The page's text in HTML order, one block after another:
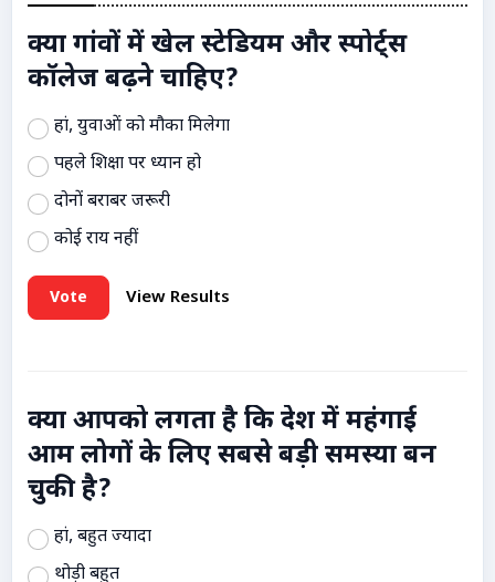
क्या गांवों में खेल स्टेडियम और स्पोर्ट्स
कॉलेज बढ़ने चाहिए?
हां, युवाओं को मौका मिलेगा
पहले शिक्षा पर ध्यान हो
दोनों बराबर जरूरी
कोई राय नहीं
Vote View Results
क्या आपको लगता है कि देश में महंगाई
आम लोगों के लिए सबसे बड़ी समस्या बन
चुकी है?
हां, बहुत ज्यादा
थोड़ी बहुत